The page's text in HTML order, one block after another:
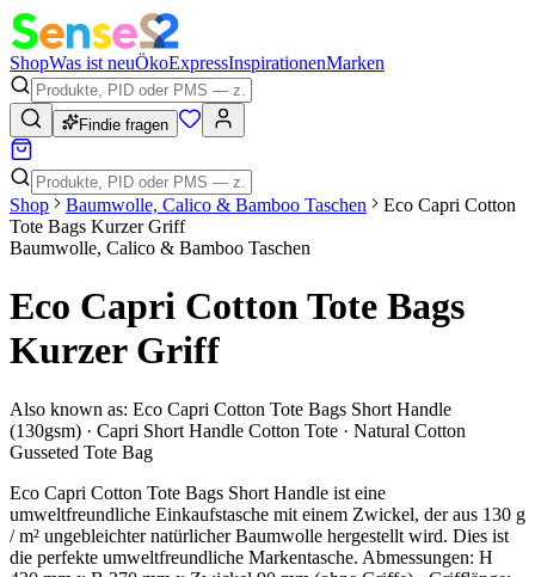
ShopWas ist neuÖkoExpressInspirationenMarken
Findie fragen
Shop Baumwolle, Calico & Bamboo Taschen
Eco Capri Cotton
Tote Bags Kurzer Griff
Baumwolle, Calico & Bamboo Taschen
Eco Capri Cotton Tote Bags
Kurzer Griff
Also known as: Eco Capri Cotton Tote Bags Short Handle
(130gsm) · Capri Short Handle Cotton Tote · Natural Cotton
Gusseted Tote Bag
Eco Capri Cotton Tote Bags Short Handle ist eine
umweltfreundliche Einkaufstasche mit einem Zwickel, der aus 130 g
/ m² ungebleichter natürlicher Baumwolle hergestellt wird. Dies ist
die perfekte umweltfreundliche Markentasche. Abmessungen: H